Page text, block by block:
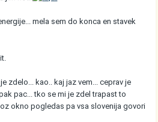
mela sem do konca en stavek
zdelo... kao.. kaj jaz vem... ceprav je
pac... tko se mi je zdel trapast to
okno pogledas pa vsa slovenija govori